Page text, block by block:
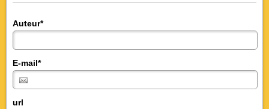
Auteur*
E-mail*
url